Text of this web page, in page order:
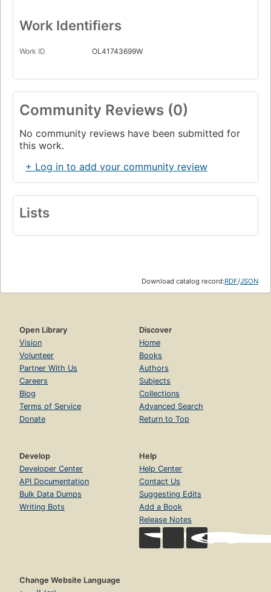
Work Identifiers
Work ID OL41743699W
Community Reviews (0)
No community reviews have been submitted for
this work.
+ Log in to add your community review
Lists
Download catalog record:RDF/JSON
Open Library
Vision
Volunteer
Partner With Us
Careers
Blog
Terms of Service
Donate
Discover
Home
Books
Authors
Subjects
Collections
Advanced Search
Return to Top
Develop
Developer Center
API Documentation
Bulk Data Dumps
Writing Bots
Help
Help Center
Contact Us
Suggesting Edits
Add a Book
Release Notes
Change Website Language